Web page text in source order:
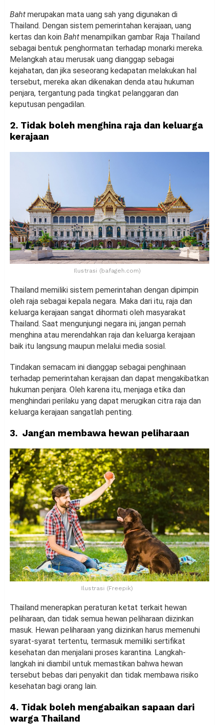
Baht merupakan mata uang sah yang digunakan di
Thailand. Dengan sistem pemerintahan kerajaan, uang
kertas dan koin Baht menampilkan gambar Raja Thailand
sebagai bentuk penghormatan terhadap monarki mereka.
Melangkah atau merusak uang dianggap sebagai
kejahatan, dan jika seseorang kedapatan melakukan hal
tersebut, mereka akan dikenakan denda atau hukuman
penjara, tergantung pada tingkat pelanggaran dan
keputusan pengadilan.
2. Tidak boleh menghina raja dan keluarga
kerajaan
Ilustrasi (bafageh.com)
Thailand memiliki sistem pemerintahan dengan dipimpin
oleh raja sebagai kepala negara. Maka dari itu, raja dan
keluarga kerajaan sangat dihormati oleh masyarakat
Thailand. Saat mengunjungi negara ini, jangan pernah
menghina atau merendahkan raja dan keluarga kerajaan
baik itu langsung maupun melalui media sosial.
Tindakan semacam ini dianggap sebagai penghinaan
terhadap pemerintahan kerajaan dan dapat mengakibatkan
hukuman penjara. Oleh karena itu, menjaga etika dan
menghindari perilaku yang dapat merugikan citra raja dan
keluarga kerajaan sangatlah penting.
3. Jangan membawa hewan peliharaan
Ilustrasi (Freepik)
Thailand menerapkan peraturan ketat terkait hewan
peliharaan, dan tidak semua hewan peliharaan diizinkan
masuk. Hewan peliharaan yang diizinkan harus memenuhi
syarat-syarat tertentu, termasuk memiliki sertifikat
kesehatan dan menjalani proses karantina. Langkah-
langkah ini diambil untuk memastikan bahwa hewan
tersebut bebas dari penyakit dan tidak membawa risiko
kesehatan bagi orang lain.
4. Tidak boleh mengabaikan sapaan dari
warga Thailand